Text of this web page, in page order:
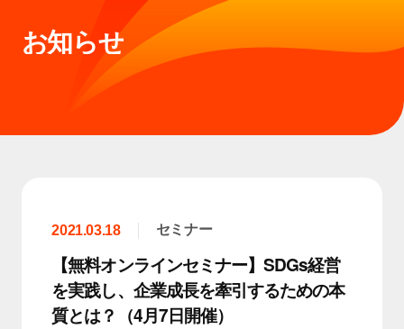
お知らせ
2021.03.18 セミナー
【無料オンラインセミナー】SDGs経営
を実践し、企業成長を牽引するための本
質とは？（4月7日開催）